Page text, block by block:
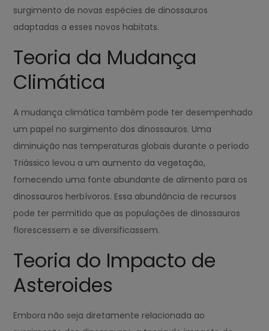
surgimento de novas espécies de dinossauros
adaptadas a esses novos habitats.
Teoria da Mudança
Climática
A mudança climática também pode ter desempenhado
um papel no surgimento dos dinossauros. Uma
diminuição nas temperaturas globais durante o período
Triássico levou a um aumento da vegetação,
fornecendo uma fonte abundante de alimento para os
dinossauros herbívoros. Essa abundância de recursos
pode ter permitido que as populações de dinossauros
florescessem e se diversificassem.
Teoria do Impacto de
Asteroides
Embora não seja diretamente relacionada ao